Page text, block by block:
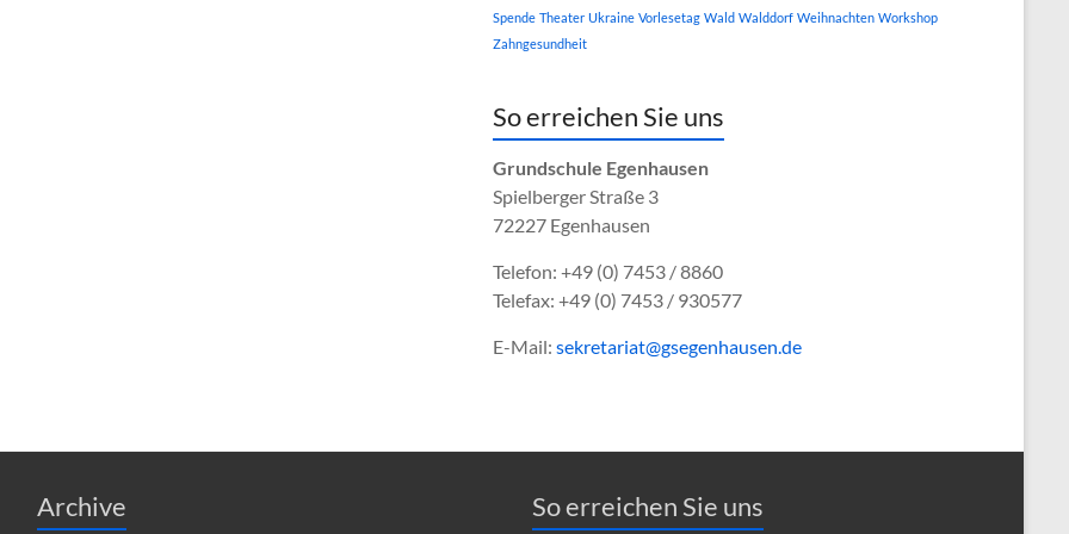
Spende Theater Ukraine Vorlesetag Wald Walddorf Weihnachten Workshop
Zahngesundheit
So erreichen Sie uns
Grundschule Egenhausen
Spielberger Straße 3
72227 Egenhausen
Telefon: +49 (0) 7453 / 8860
Telefax: +49 (0) 7453 / 930577
E-Mail: sekretariat@gsegenhausen.de
Archive So erreichen Sie uns